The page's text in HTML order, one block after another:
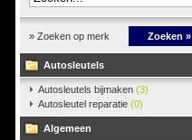
» Zoeken op merk Zoeken »
Autosleutels
Autosleutels bijmaken (3)
Autosleutel reparatie (0)
Algemeen